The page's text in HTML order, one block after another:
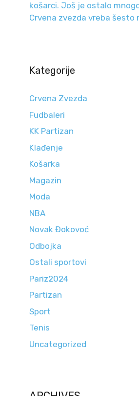
košarci. Još je ostalo
Crvena zvezda vreba šesto
Kategorije
Crvena Zvezda
Fudbaleri
KK Partizan
Klađenje
Košarka
Magazin
Moda
NBA
Novak Đokovoć
Odbojka
Ostali sportovi
Pariz2024
Partizan
Sport
Tenis
Uncategorized